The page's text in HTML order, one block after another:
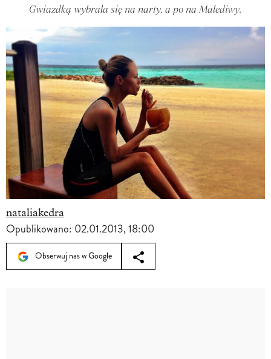
Gwiazdką wybrała się na narty, a po na Malediwy.
nataliakedra
Opublikowano: 02.01.2013, 18:00
Obserwuj nas w Google